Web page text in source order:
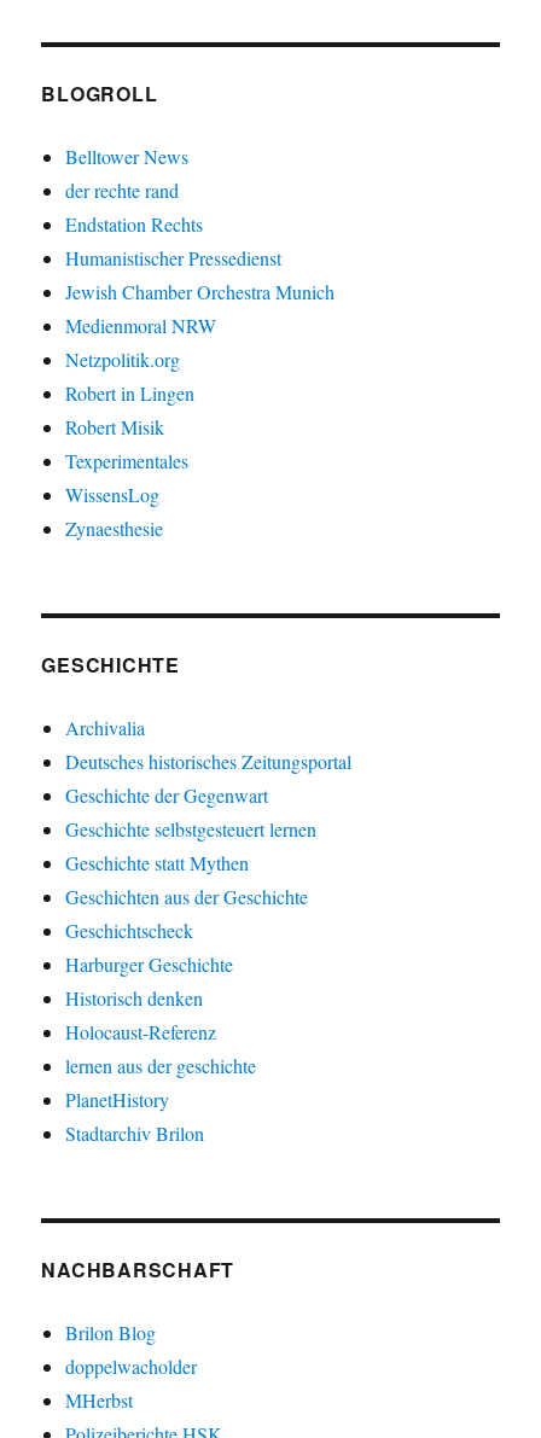
BLOGROLL
Belltower News
der rechte rand
Endstation Rechts
Humanistischer Pressedienst
Jewish Chamber Orchestra Munich
Medienmoral NRW
Netzpolitik.org
Robert in Lingen
Robert Misik
Texperimentales
WissensLog
Zynaesthesie
GESCHICHTE
Archivalia
Deutsches historisches Zeitungsportal
Geschichte der Gegenwart
Geschichte selbstgesteuert lernen
Geschichte statt Mythen
Geschichten aus der Geschichte
Geschichtscheck
Harburger Geschichte
Historisch denken
Holocaust-Referenz
lernen aus der geschichte
PlanetHistory
Stadtarchiv Brilon
NACHBARSCHAFT
Brilon Blog
doppelwacholder
MHerbst